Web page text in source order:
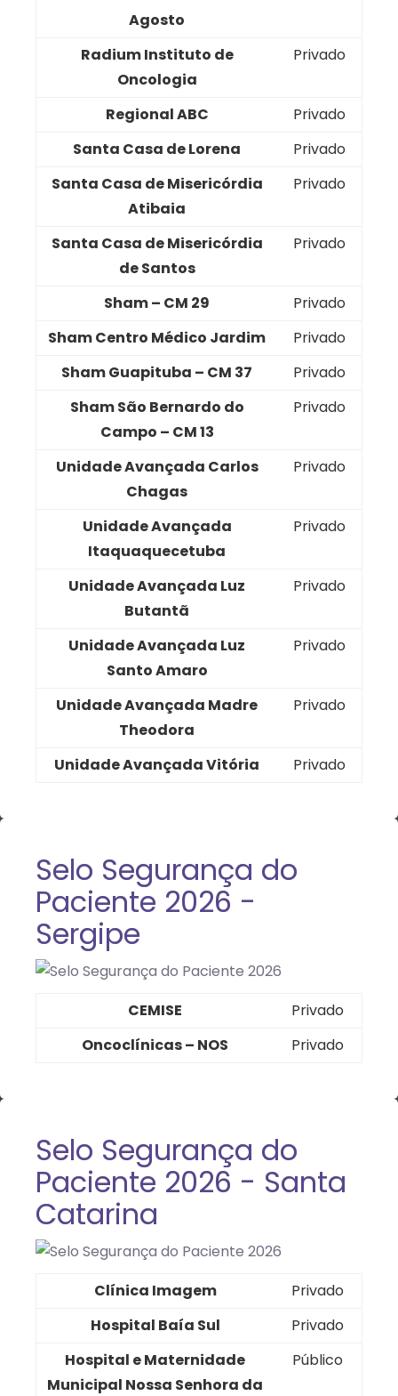
Agosto
Radium Instituto de
Oncologia
Privado
Regional ABC
Privado
Santa Casa de Lorena
Privado
Santa Casa de Misericórdia
Atibaia
Privado
Santa Casa de Misericórdia
de Santos
Privado
Sham – CM 29
Privado
Sham Centro Médico Jardim
Privado
Sham Guapituba – CM 37
Privado
Sham São Bernardo do
Campo – CM 13
Privado
Unidade Avançada Carlos
Chagas
Privado
Unidade Avançada
Itaquaquecetuba
Privado
Unidade Avançada Luz
Butantã
Privado
Unidade Avançada Luz
Santo Amaro
Privado
Unidade Avançada Madre
Theodora
Privado
Unidade Avançada Vitória Privado
Selo Segurança do
Paciente 2026 -
Sergipe
CEMISE
Privado
Oncoclínicas – NOS
Privado
Selo Segurança do
Paciente 2026 - Santa
Catarina
Clínica Imagem
Privado
Hospital Baía Sul
Privado
Hospital e Maternidade
Municipal Nossa Senhora da
Público